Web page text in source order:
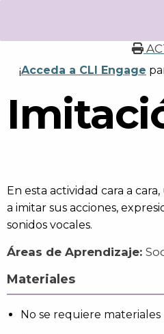
¡Acceda a CLI Engage
En esta actividad cara a
a imitar sus acciones,
sonidos vocales.
Áreas de Aprendizaje:
Materiales
No se requiere materiales